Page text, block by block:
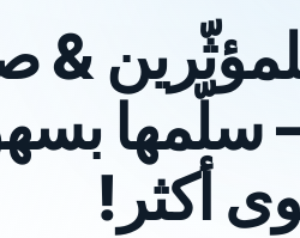
&
سلّمها
أكثر!